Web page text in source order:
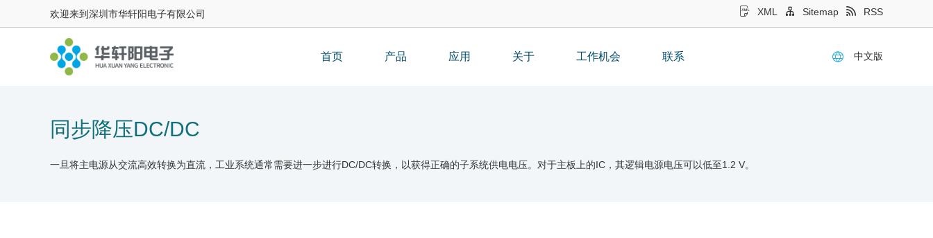
欢迎来到深圳市华轩阳电子有限公司 XML Sitemap RSS
首页 产品 应用 关于 工作机会 联系 中文版
同步降压DC/DC
一旦将主电源从交流高效转换为直流，工业系统通常需要进一步进行DC/DC转换，以获得正确的子系统供电电压。对于主板上的IC，其逻辑电源电压可以低至1.2 V。